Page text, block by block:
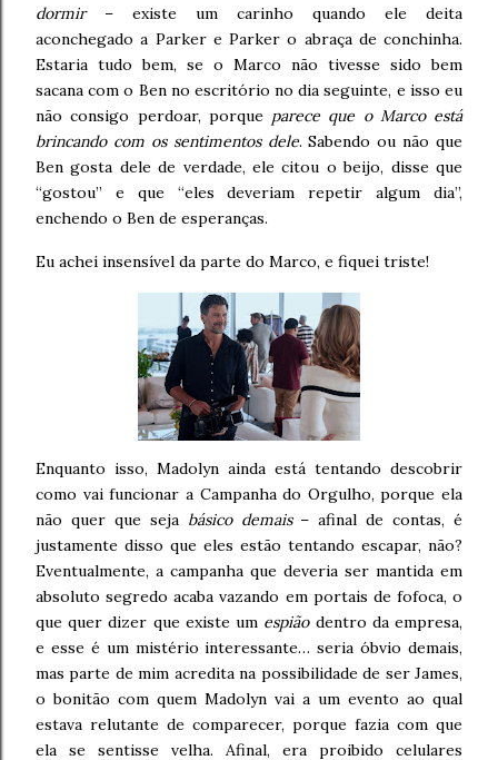
dormir– existe um carinho quando ele deita
aconchegado a Parker e Parker o abraça de conchinha.
Estaria tudo bem, se o Marco não tivesse sido bem
sacana com o Ben no escritório no dia seguinte, e isso eu
não consigo perdoar, porque parece que o Marco está
brincando com os sentimentos dele. Sabendo ou não que
Ben gosta dele de verdade, ele citou o beijo, disse que
“gostou” e que “eles deveriam repetir algum dia”,
enchendo o Ben de esperanças.
Eu achei insensível da parte do Marco, e fiquei triste!
Enquanto isso, Madolyn ainda está tentando descobrir
como vai funcionar a Campanha do Orgulho, porque ela
não quer que seja básico demais – afinal de contas, é
justamente disso que eles estão tentando escapar, não?
Eventualmente, a campanha que deveria ser mantida em
absoluto segredo acaba vazando em portais de fofoca, o
que quer dizer que existe um espiãodentro da empresa,
e esse é um mistério interessante… seria óbvio demais,
mas parte de mim acredita na possibilidade de ser James,
o bonitão com quem Madolyn vai a um evento ao qual
estava relutante de comparecer, porque fazia com que
ela se sentisse velha. Afinal, era proibido celulares